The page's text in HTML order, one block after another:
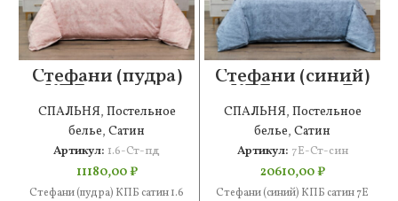
Стефани (пудра)
КПБ сатин 1.6
СПАЛЬНЯ, Постельное
белье, Сатин
Артикул: 1.6-Ст-пд
11180,00₽
Стефани (пудра) КПБ сатин 1.6
Стефани (синий)
КПБ сатин 7Е
СПАЛЬНЯ, Постельное
белье, Сатин
Артикул: 7Е-Ст-син
20610,00₽
Стефани (синий) КПБ сатин 7Е